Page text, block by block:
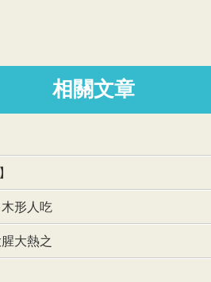
相關文章
木形人吃
大熱之